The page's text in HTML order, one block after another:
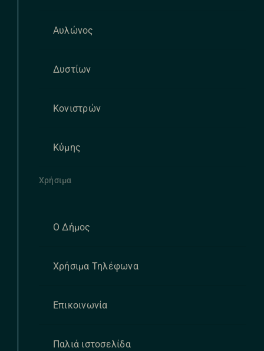
Αυλώνος
Δυστίων
Κονιστρών
Κύμης
Χρήσιμα
Ο Δήμος
Χρήσιμα Τηλέφωνα
Επικοινωνία
Παλιά ιστοσελίδα